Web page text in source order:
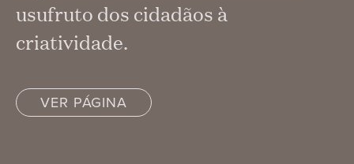
usufruto dos cidadãos à
criatividade.
VER PÁGINA